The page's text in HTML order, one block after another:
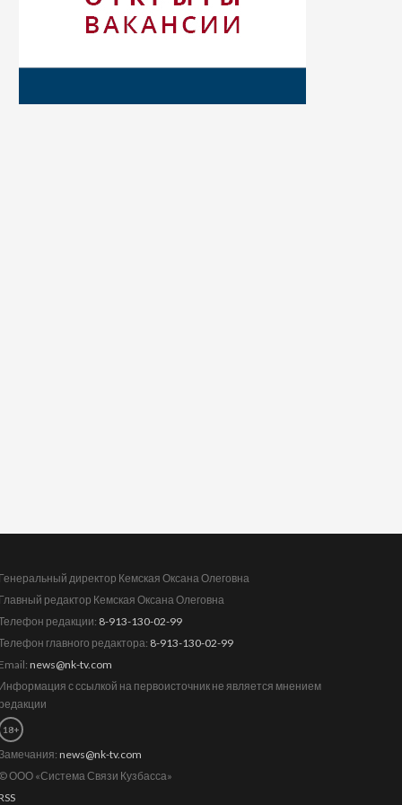
директор Кемская Оксана Олеговна
редактор Кемская Оксана Олеговна
редакции: 8-913-130-02-99
главного редактора: 8-913-130-02-99
news@nk-tv.com
с ссылкой на первоисточник не является мнением
18+
news@nk-tv.com
ООО «Система Связи Кузбасса»